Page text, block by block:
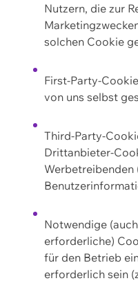
Nutzern, die zur
solchen Cookie
First-Party-
von uns selbst
Third-Party-
Drittanbieter-
Werbetreibenden
Notwendige
erforderliche)
für den Betrieb
erforderlich sein